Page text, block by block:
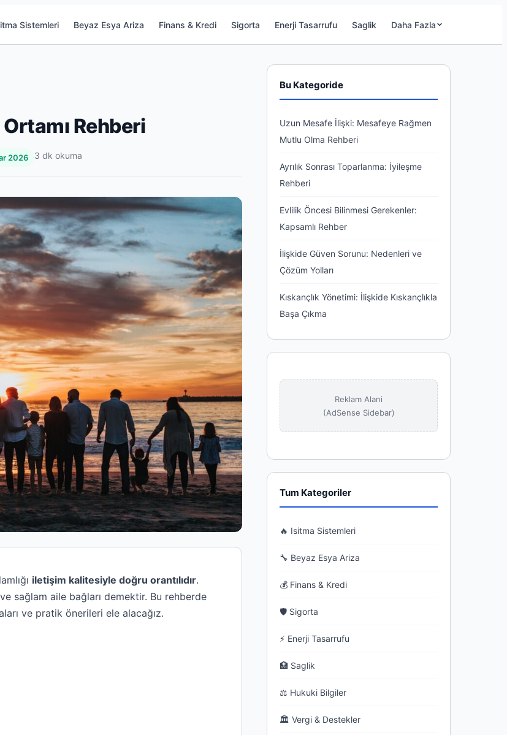
Sistemleri Beyaz Esya Ariza Finans & Kredi Sigorta Enerji Tasarrufu Saglik Daha Fazla
Rehberi
2026 3 dk okuma
iletişim kalitesiyle doğru orantılıdır.
sağlam aile bağları demektir. Bu rehberde
ve pratik önerileri ele alacağız.
Bu Kategoride
Uzun Mesafe İlişki: Mesafeye Rağmen
Mutlu Olma Rehberi
Ayrılık Sonrası Toparlanma: İyileşme
Rehberi
Evlilik Öncesi Bilinmesi Gerekenler:
Kapsamlı Rehber
İlişkide Güven Sorunu: Nedenleri ve
Çözüm Yolları
Kıskançlık Yönetimi: İlişkide Kıskançlıkla
Başa Çıkma
Reklam Alani
(AdSense Sidebar)
Tum Kategoriler
🔥 Isitma Sistemleri
🔧 Beyaz Esya Ariza
💰 Finans & Kredi
🛡 Sigorta
⚡ Enerji Tasarrufu
🏥 Saglik
⚖ Hukuki Bilgiler
🏛 Vergi & Destekler